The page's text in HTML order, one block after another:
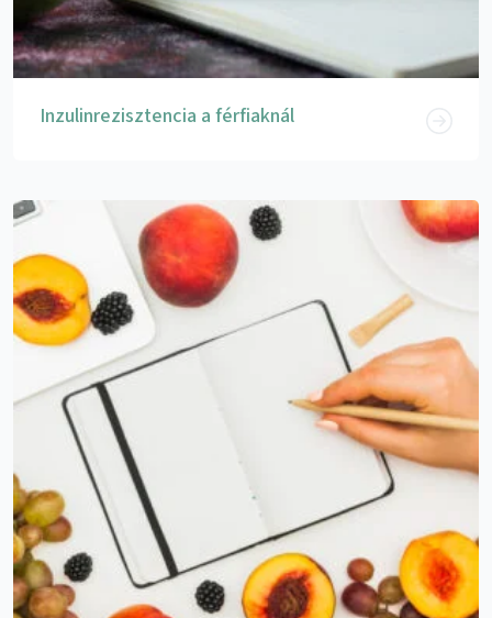
Inzulinrezisztencia a férfiaknál